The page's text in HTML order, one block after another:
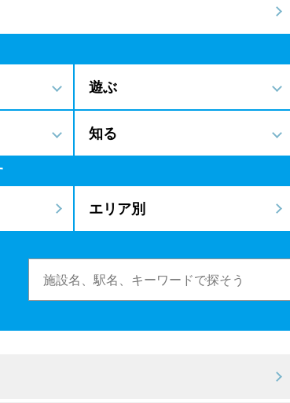
遊ぶ
知る
エリア別